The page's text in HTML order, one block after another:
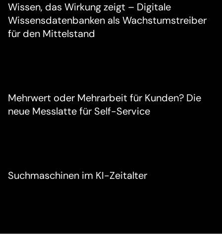
Wissen, das Wirkung zeigt – Digitale
Wissensdatenbanken als Wachstumstreiber
für den Mittelstand
Mehrwert oder Mehrarbeit für Kunden? Die
neue Messlatte für Self-Service
Suchmaschinen im KI-Zeitalter